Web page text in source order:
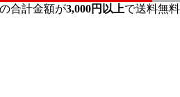
合計金額が3,000円以上で送料無